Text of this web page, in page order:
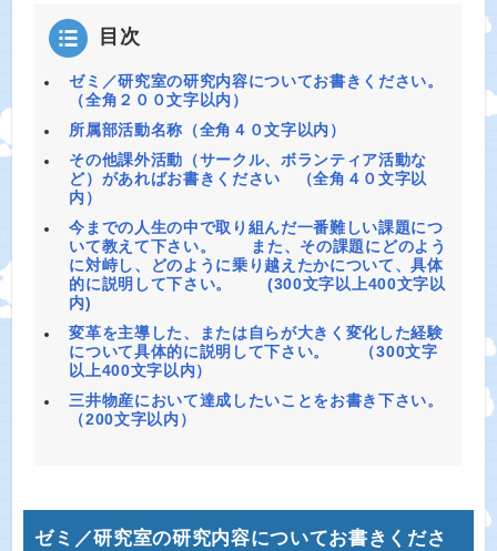
目次
ゼミ／研究室の研究内容についてお書きください。
（全角２００文字以内）
所属部活動名称（全角４０文字以内）
その他課外活動（サークル、ボランティア活動な
ど）があればお書きください （全角４０文字以
内）
今までの人生の中で取り組んだ一番難しい課題につ
いて教えて下さい。 また、その課題にどのよう
に対峙し、どのように乗り越えたかについて、具体
的に説明して下さい。 (300文字以上400文字以
内)
変革を主導した、または自らが大きく変化した経験
について具体的に説明して下さい。 （300文字
以上400文字以内）
三井物産において達成したいことをお書き下さい。
（200文字以内）
ゼミ／研究室の研究内容についてお書きくださ